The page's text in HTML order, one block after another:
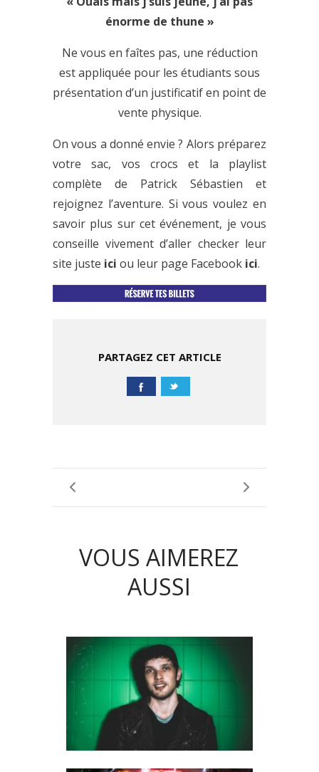
énorme de thune »
Ne vous en faîtes pas, une réduction
est appliquée pour les étudiants sous
présentation d’un justificatif en point de
vente physique.
On vous a donné envie ? Alors préparez
votre sac, vos crocs et la playlist
complète de Patrick Sébastien et
rejoignez l’aventure. Si vous voulez en
savoir plus sur cet événement, je vous
conseille vivement d’aller checker leur
site juste ici ou leur page Facebook ici.
PARTAGEZ CET ARTICLE
VOUS AIMEREZ
AUSSI